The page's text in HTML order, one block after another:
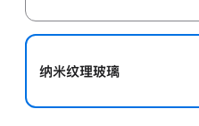
纳米纹理玻璃